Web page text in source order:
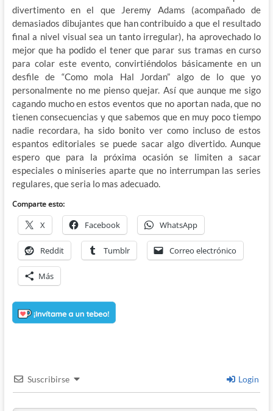
divertimento en el que Jeremy Adams (acompañado de
demasiados dibujantes que han contribuido a que el resultado
final a nivel visual sea un tanto irregular), ha aprovechado lo
mejor que ha podido el tener que parar sus tramas en curso
para colar este evento, convirtiéndolos básicamente en un
desfile de “Como mola Hal Jordan” algo de lo que yo
personalmente no me pienso quejar. Así que aunque me sigo
cagando mucho en estos eventos que no aportan nada, que no
tienen consecuencias y que sabemos que en muy poco tiempo
nadie recordara, ha sido bonito ver como incluso de estos
espantos editoriales se puede sacar algo divertido. Aunque
espero que para la próxima ocasión se limiten a sacar
especiales o miniseries aparte que no interrumpan las series
regulares, que seria lo mas adecuado.
Comparte esto:
X Facebook WhatsApp
Reddit Tumblr Correo electrónico
Más
Suscribirse Login